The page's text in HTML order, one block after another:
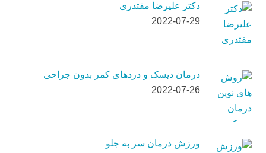
دکتر علیرضا مقتدری
2022-07-29
درمان دیسک و دردهای کمر بدون جراحی
2022-07-26
ورزش درمان سر به جلو